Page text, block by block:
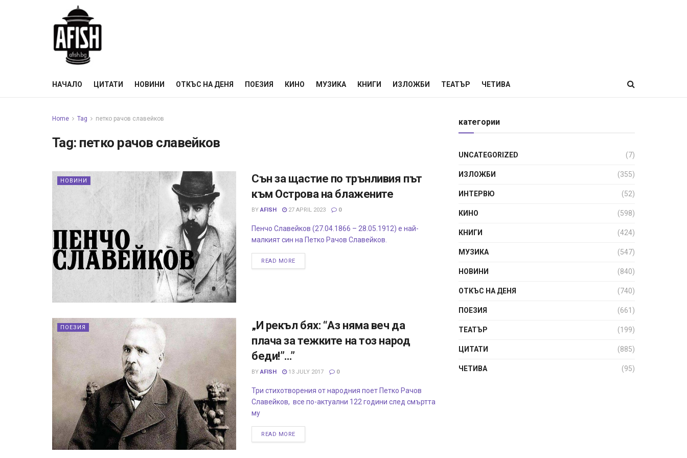
НАЧАЛО ЦИТАТИ НОВИНИ ОТКЪС НА ДЕНЯ ПОЕЗИЯ КИНО МУЗИКА КНИГИ ИЗЛОЖБИ ТЕАТЪР ЧЕТИВА
Home Tag петко рачов славейков
Tag: петко рачов славейков
НОВИНИ
Сън за щастие по трънливия път
към Острова на блажените
BY AFISH 27 APRIL 2023 0
Пенчо Славейков (27.04.1866 – 28.05.1912) е най-
малкият син на Петко Рачов Славейков.
READ MORE
ПОЕЗИЯ
„И рекъл бях: “Аз няма веч да
плача за тежките на тоз народ
беди!”…”
BY AFISH 13 JULY 2017 0
Три стихотворения от народния поет Петко Рачов
Славейков, все по-актуални 122 години след смъртта
му
READ MORE
категории
UNCATEGORIZED (7)
ИЗЛОЖБИ (355)
ИНТЕРВЮ (52)
КИНО (598)
КНИГИ (424)
МУЗИКА (547)
НОВИНИ (840)
ОТКЪС НА ДЕНЯ (740)
ПОЕЗИЯ (661)
ТЕАТЪР (199)
ЦИТАТИ (885)
ЧЕТИВА (95)